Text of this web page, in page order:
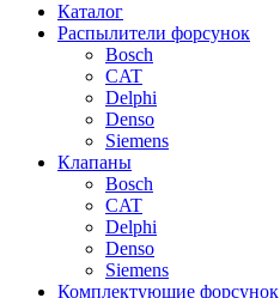
Каталог
Распылители форсунок
Bosch
CAT
Delphi
Denso
Siemens
Клапаны
Bosch
CAT
Delphi
Denso
Siemens
Комплектующие форсунок